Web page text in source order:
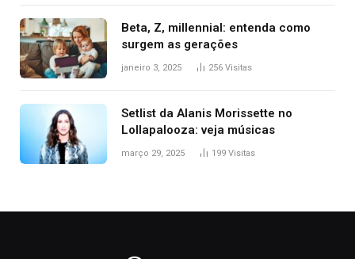
Beta, Z, millennial: entenda como
surgem as gerações
janeiro 3, 2025 256 Visitas
Setlist da Alanis Morissette no
Lollapalooza: veja músicas
março 29, 2025 199 Visitas